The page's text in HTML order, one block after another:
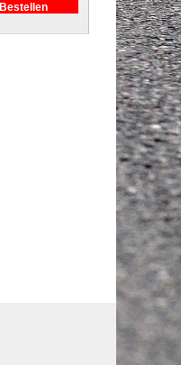
Bestellen